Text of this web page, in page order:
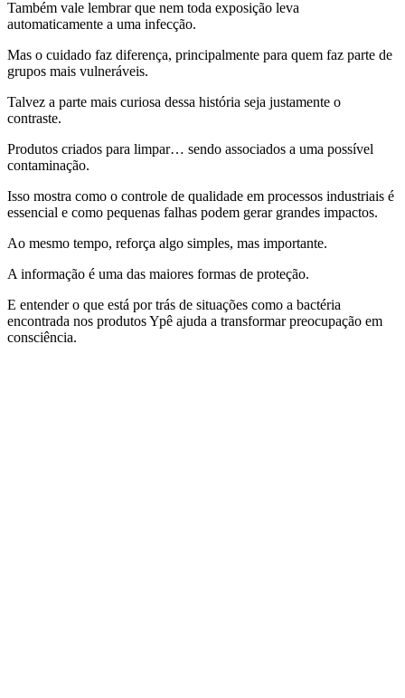
Também vale lembrar que nem toda exposição leva
automaticamente a uma infecção.
Mas o cuidado faz diferença, principalmente para quem faz parte de
grupos mais vulneráveis.
Talvez a parte mais curiosa dessa história seja justamente o
contraste.
Produtos criados para limpar… sendo associados a uma possível
contaminação.
Isso mostra como o controle de qualidade em processos industriais é
essencial e como pequenas falhas podem gerar grandes impactos.
Ao mesmo tempo, reforça algo simples, mas importante.
A informação é uma das maiores formas de proteção.
E entender o que está por trás de situações como a bactéria
encontrada nos produtos Ypê ajuda a transformar preocupação em
consciência.